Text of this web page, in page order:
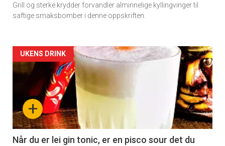
×
Grill og sterke krydder forvandler alminnelige kyllingvinger til
saftige smaksbomber i denne oppskriften.
Artikler
detail
section
11
+
UKENS DRINK
Når du er lei gin tonic, er en pisco sour det du